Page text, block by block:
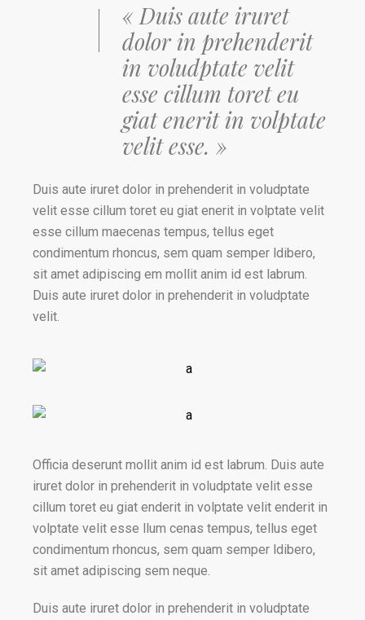
« Duis aute iruret
dolor in prehenderit
in voludptate velit
esse cillum toret eu
giat enerit in volptate
velit esse. »
Duis aute iruret dolor in prehenderit in voludptate
velit esse cillum toret eu giat enerit in volptate velit
esse cillum maecenas tempus, tellus eget
condimentum rhoncus, sem quam semper ldibero,
sit amet adipiscing em mollit anim id est labrum.
Duis aute iruret dolor in prehenderit in voludptate
velit.
Officia deserunt mollit anim id est labrum. Duis aute
iruret dolor in prehenderit in voludptate velit esse
cillum toret eu giat enderit in volptate velit enderit in
volptate velit esse llum cenas tempus, tellus eget
condimentum rhoncus, sem quam semper ldibero,
sit amet adipiscing sem neque.
Duis aute iruret dolor in prehenderit in voludptate